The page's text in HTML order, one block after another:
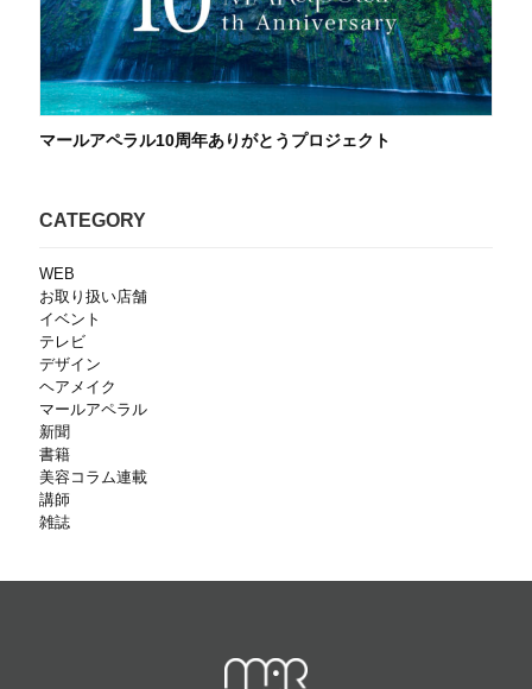
マールアペラル10周年ありがとうプロジェクト
CATEGORY
WEB
お取り扱い店舗
イベント
テレビ
デザイン
ヘアメイク
マールアペラル
新聞
書籍
美容コラム連載
講師
雑誌